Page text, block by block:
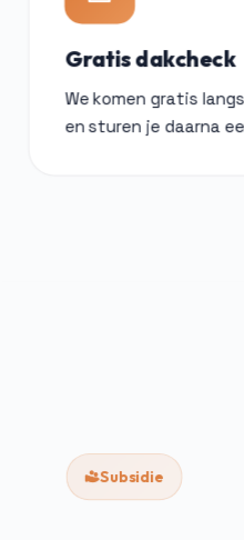
Gratis dakcheck
We komen gratis
en sturen je daarna
Subsidie